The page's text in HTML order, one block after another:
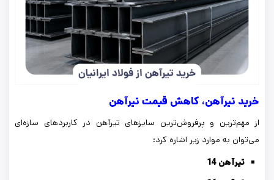
خرید تیرآهن، کاهش قیمت تیرآهن
از مهم‌ترین و پرفروش‌ترین سایزهای تیرآهن در کاربردهای سازه‌ای
می‌توان به موارد زیر اشاره کرد:
تیرآهن 14